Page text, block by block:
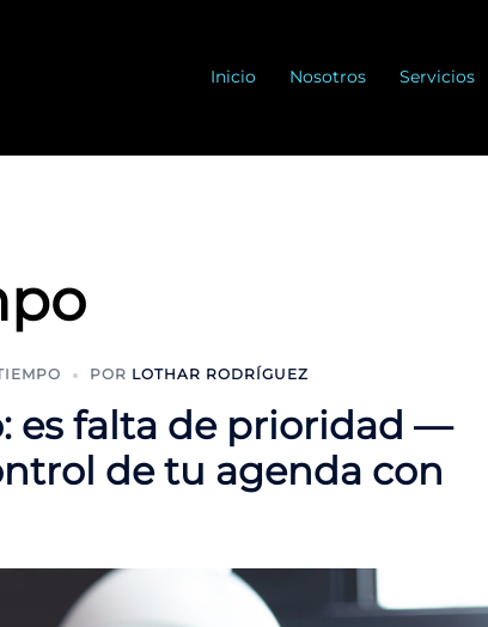
Inicio Nosotros Servicios
POR LOTHAR RODRÍGUEZ
es falta de prioridad —
de tu agenda con